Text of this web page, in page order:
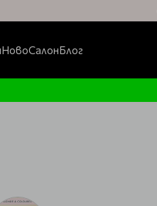
НовоСалонБлог